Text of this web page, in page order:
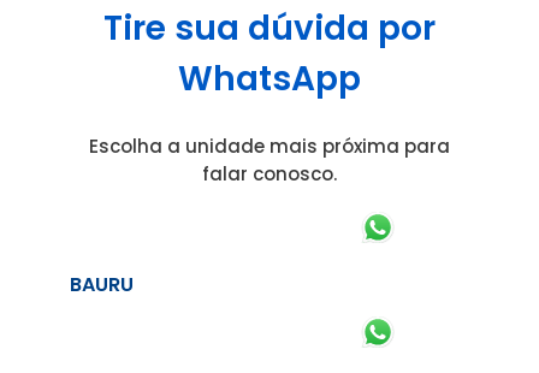
Tire sua dúvida por
WhatsApp
Escolha a unidade mais próxima para
falar conosco.
BAURU